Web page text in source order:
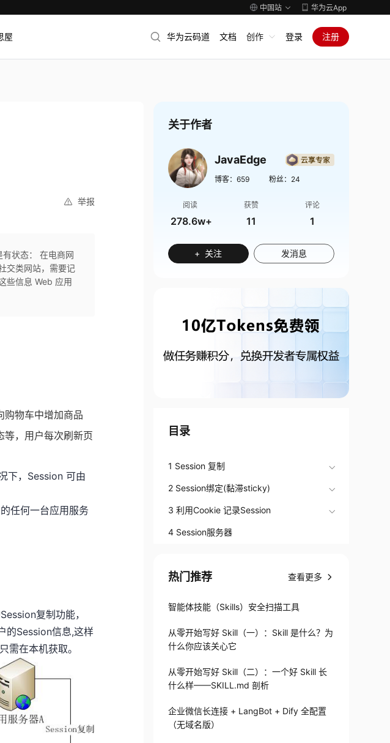
中国站 华为云App
屋 华为云码道 文档 创作 登录 注册
举报
有状态： 在电商网
交类网站，需要记
些信息 Web 应用
购物车中增加商品
等，用户每次刷新页
下，Session 可由
任何一台应用服务
复制功能，
的Session信息,这样
需在本机获取。
关于作者
JavaEdge
博客： 659 粉丝： 24
阅读
278.6w+
获赞
11
评论
1
+ 关注 发消息
目录
1 Session 复制
2 Session绑定(黏滞sticky)
3 利用Cookie 记录Session
4 Session服务器
热门推荐 查看更多
智能体技能（Skills）安全扫描工具
从零开始写好 Skill（一）：Skill 是什么？为
什么你应该关心它
从零开始写好 Skill（二）：一个好 Skill 长
什么样——SKILL.md 剖析
企业微信长连接 + LangBot + Dify 全配置
（无域名版）